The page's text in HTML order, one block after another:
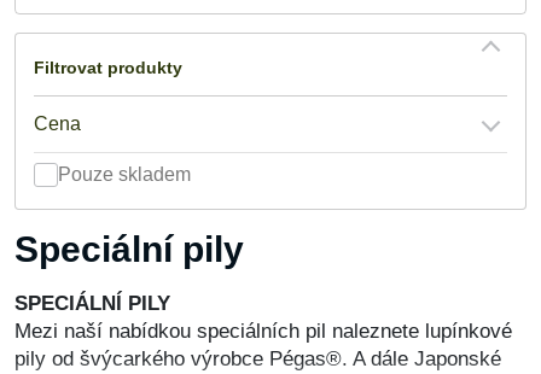
Filtrovat produkty
Cena
Pouze skladem
Speciální pily
SPECIÁLNÍ PILY
Mezi naší nabídkou speciálních pil naleznete lupínkové
pily od švýcarkého výrobce Pégas®. A dále Japonské